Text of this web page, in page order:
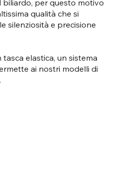
per questo motivo
qualità che si
silenziosità e precisione
elastica, un sistema
ai nostri modelli di